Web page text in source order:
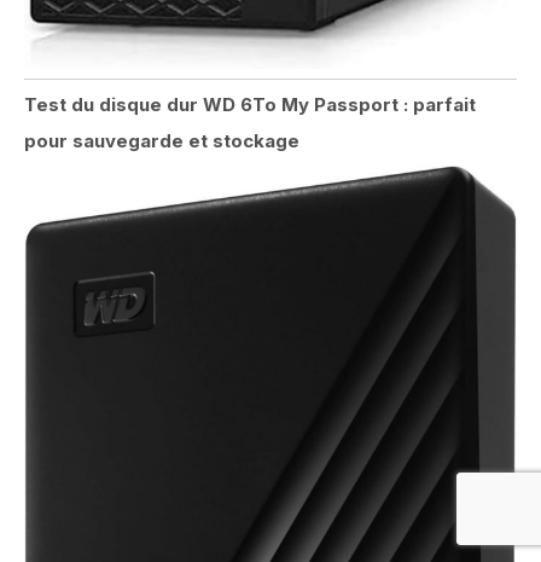
Test du disque dur WD 6To My Passport : parfait
pour sauvegarde et stockage